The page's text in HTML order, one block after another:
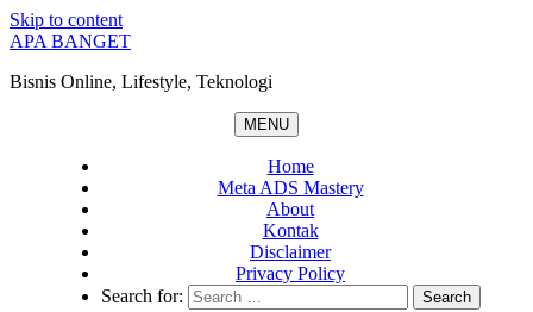
Skip to content
APA BANGET
Bisnis Online, Lifestyle, Teknologi
MENU
Home
Meta ADS Mastery
About
Kontak
Disclaimer
Privacy Policy
Search for: